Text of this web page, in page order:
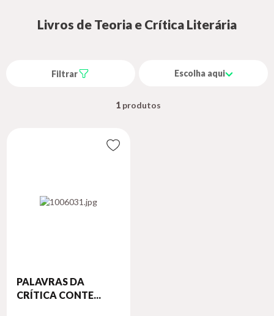
Livros de Teoria e Crítica Literária
Filtrar Escolha aqui
1
PALAVRAS DA
CRÍTICA CONTE...